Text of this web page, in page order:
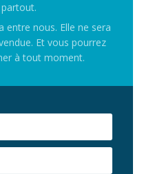
entre nous. Elle ne sera
Et vous pourrez
à tout moment.